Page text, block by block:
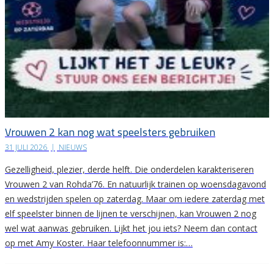
Vrouwen 2 kan nog wat speelsters gebruiken
31 JULI 2026 | NIEUWS
Gezelligheid, plezier, derde helft. Die onderdelen karakteriseren
Vrouwen 2 van Rohda’76. En natuurlijk trainen op woensdagavond
en wedstrijden spelen op zaterdag. Maar om iedere zaterdag met
elf speelster binnen de lijnen te verschijnen, kan Vrouwen 2 nog
wel wat aanwas gebruiken. Lijkt het jou iets? Neem dan contact
op met Amy Koster. Haar telefoonnummer is:…